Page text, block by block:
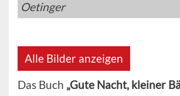
Oetinger
Alle Bilder anzeigen
Das Buch „Gute Nacht, kleiner